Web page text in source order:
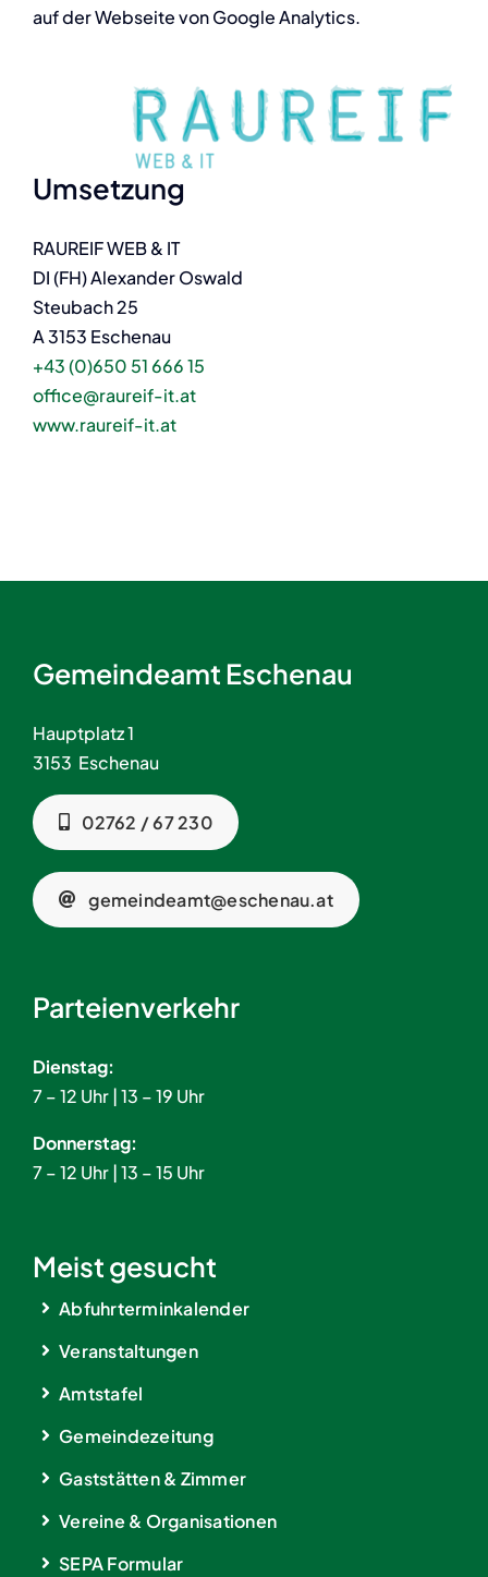
auf der Webseite von Google Analytics.
Umsetzung
RAUREIF WEB & IT
DI (FH) Alexander Oswald
Steubach 25
A 3153 Eschenau
+43 (0)650 51 666 15
office@raureif-it.at
www.raureif-it.at
Gemeindeamt Eschenau
Hauptplatz 1
3153 Eschenau
02762 / 67 230
gemeindeamt@eschenau.at
Parteienverkehr
Dienstag:
7 – 12 Uhr | 13 – 19 Uhr
Donnerstag:
7 – 12 Uhr | 13 – 15 Uhr
Meist gesucht
Abfuhrterminkalender
Veranstaltungen
Amtstafel
Gemeindezeitung
Gaststätten & Zimmer
Vereine & Organisationen
SEPA Formular